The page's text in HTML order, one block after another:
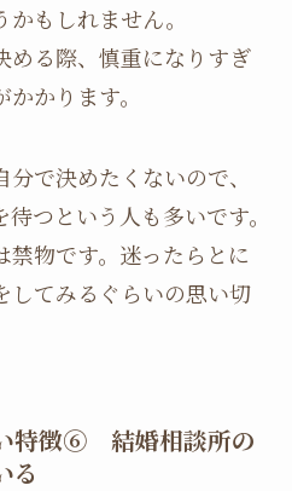
もしれません。
める際、慎重になりすぎ
かります。
で決めたくないので、
つという人も多いです。
物です。迷ったらとに
してみるぐらいの思い切
特徴⑥ 結婚相談所の
る